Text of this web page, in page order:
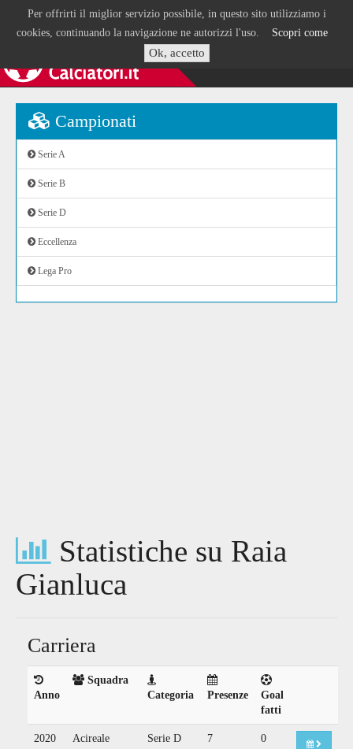
Per offrirti il miglior servizio possibile, in questo sito utilizziamo i
cookies, continuando la navigazione ne autorizzi l'uso. Scopri come
Ok, accetto
Campionati
Serie A
Serie B
Serie D
Eccellenza
Lega Pro
Statistiche su Raia
Gianluca
Carriera
Anno
Squadra
Categoria
Presenze
Goal
fatti
2020 Acireale Serie D 7 0